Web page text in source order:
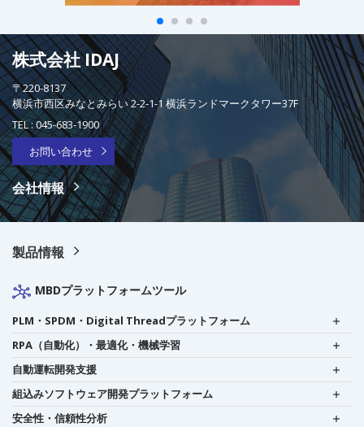
株式会社 IDAJ
〒220-8137
横浜市西区みなとみらい 2-2-1-1 横浜ランドマークタワー37F
TEL :045-683-1900
お問い合わせ
会社情報
製品情報
MBDプラットフォームツール
PLM・SPDM・Digital Threadプラットフォーム
RPA（自動化）・最適化・機械学習
自動運転開発支援
組込みソフトウェア開発プラットフォーム
安全性・信頼性分析